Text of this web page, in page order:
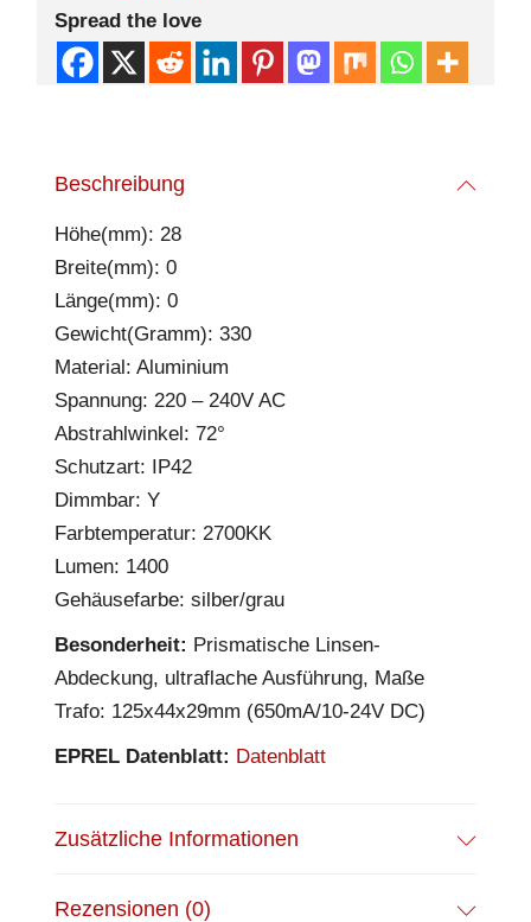
Spread the love
Beschreibung
Höhe(mm): 28
Breite(mm): 0
Länge(mm): 0
Gewicht(Gramm): 330
Material: Aluminium
Spannung: 220 – 240V AC
Abstrahlwinkel: 72°
Schutzart: IP42
Dimmbar: Y
Farbtemperatur: 2700KK
Lumen: 1400
Gehäusefarbe: silber/grau
Besonderheit: Prismatische Linsen-
Abdeckung, ultraflache Ausführung, Maße
Trafo: 125x44x29mm (650mA/10-24V DC)
EPREL Datenblatt: Datenblatt
Zusätzliche Informationen
Rezensionen (0)